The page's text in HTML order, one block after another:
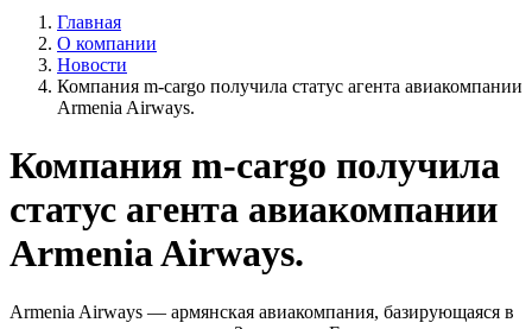
Главная
О компании
Новости
Компания m-cargo получила статус агента авиакомпании
Armenia Airways.
Компания m-cargo получила
статус агента авиакомпании
Armenia Airways.
Armenia Airways — армянская авиакомпания, базирующаяся в